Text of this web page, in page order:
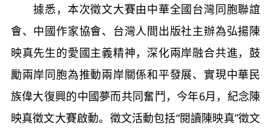
據悉，本次徵文大賽由中華全國台灣同胞聯誼
會、中國作家協會、台灣人間出版社主辦為弘揚陳
映真先生的愛國主義精神，深化兩岸融合共進，鼓
勵兩岸同胞為推動兩岸關係和平發展、實現中華民
族偉大復興的中國夢而共同奮鬥，今年6月，紀念陳
映真徵文大賽啟動。徵文活動包括“閱讀陳映真”徵文